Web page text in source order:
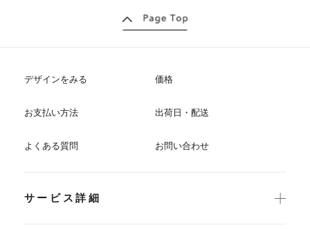
デザインをみる 価格
お支払い方法 出荷日・配送
よくある質問 お問い合わせ
サービス詳細